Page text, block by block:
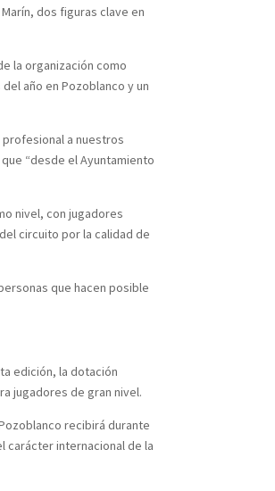
dos figuras clave en
la organización como
año en Pozoblanco y un
a nuestros
“desde el Ayuntamiento
nivel, con jugadores
circuito por la calidad de
que hacen posible
edición, la dotación
jugadores de gran nivel.
recibirá durante
carácter internacional de la